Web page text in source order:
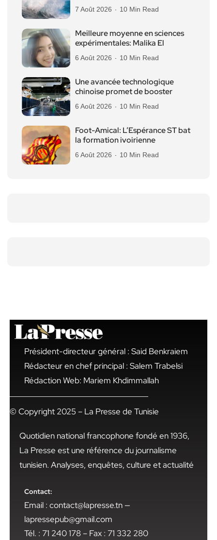
7 Août 2026 10 Min Read
Meilleure moyenne en sciences
expérimentales: Malika El
6 Août 2026 10 Min Read
Une avancée technologique
chinoise promet de booster
6 Août 2026 10 Min Read
Foot-Amical: L’Espérance ST bat
la formation ivoirienne
6 Août 2026 10 Min Read
Président-directeur général : Said Benkraiem
Rédacteur en chef principal : Salem Trabelsi
Rédaction Web: Mariem Khdimmallah
© Copyright 2025 – La Presse de Tunisie
Quotidien national francophone fondé en 1936,
La Presse est une référence du journalisme
tunisien. Analyses, enquêtes, culture et actualité
Contact:
Email : contact@lapresse.tn —
lapressepub@gmail.com
Tél. : 71 240 178 – Fax : 71 332 280